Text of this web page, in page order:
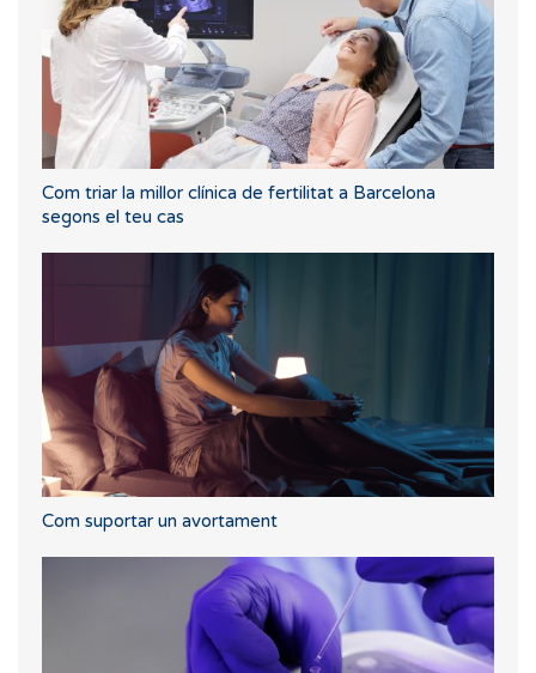
Com triar la millor clínica de fertilitat a Barcelona
segons el teu cas
Com suportar un avortament